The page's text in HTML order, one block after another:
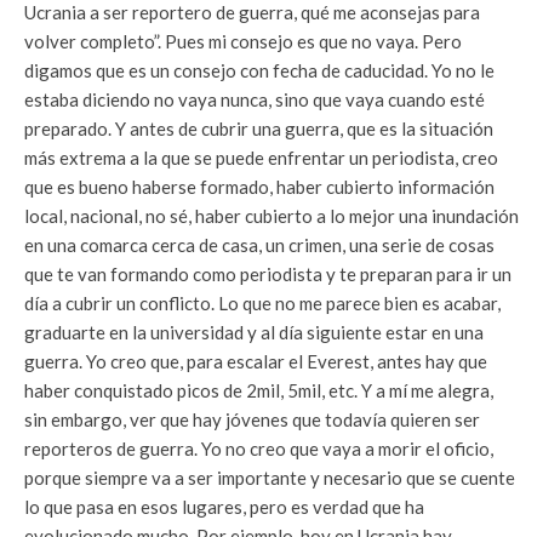
Ucrania a ser reportero de guerra, qué me aconsejas para
volver completo”. Pues mi consejo es que no vaya. Pero
digamos que es un consejo con fecha de caducidad. Yo no le
estaba diciendo no vaya nunca, sino que vaya cuando esté
preparado. Y antes de cubrir una guerra, que es la situación
más extrema a la que se puede enfrentar un periodista, creo
que es bueno haberse formado, haber cubierto información
local, nacional, no sé, haber cubierto a lo mejor una inundación
en una comarca cerca de casa, un crimen, una serie de cosas
que te van formando como periodista y te preparan para ir un
día a cubrir un conflicto. Lo que no me parece bien es acabar,
graduarte en la universidad y al día siguiente estar en una
guerra. Yo creo que, para escalar el Everest, antes hay que
haber conquistado picos de 2mil, 5mil, etc. Y a mí me alegra,
sin embargo, ver que hay jóvenes que todavía quieren ser
reporteros de guerra. Yo no creo que vaya a morir el oficio,
porque siempre va a ser importante y necesario que se cuente
lo que pasa en esos lugares, pero es verdad que ha